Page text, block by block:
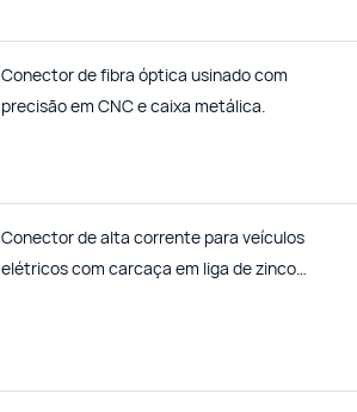
Conector de fibra óptica usinado com
precisão em CNC e caixa metálica.
Conector de alta corrente para veículos
elétricos com carcaça em liga de zinco